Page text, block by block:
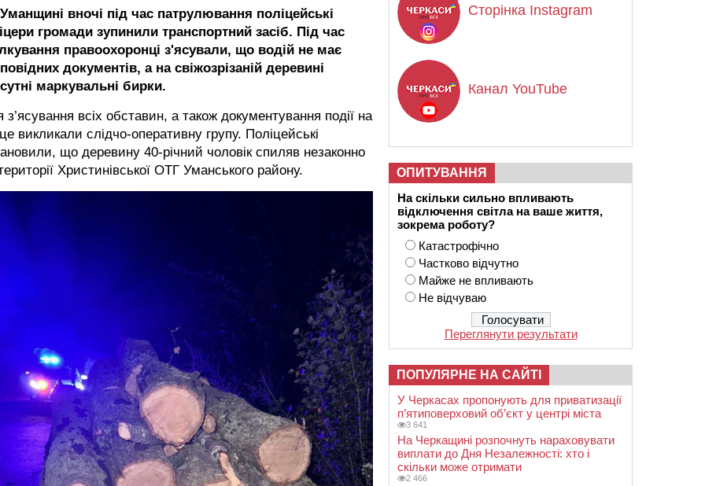
вночі під час патрулювання поліцейські
громади зупинили транспортний засіб. Під час
правоохоронці з'ясували, що водій не має
документів, а на свіжозрізаній деревині
маркувальні бирки.
з’ясування всіх обставин, а також документування події на
викликали слідчо-оперативну групу. Поліцейські
що деревину 40-річний чоловік спиляв незаконно
Христинівської ОТГ Уманського району.
Сторінка Instagram
Канал YouTube
ОПИТУВАННЯ
На скільки сильно впливають
відключення світла на ваше життя,
зокрема роботу?
Катастрофічно
Частково відчутно
Майже не впливають
Не відчуваю
Переглянути результати
ПОПУЛЯРНЕ НА САЙТІ
У Черкасах пропонують для приватизації
п’ятиповерховий об’єкт у центрі міста
3 641
На Черкащині розпочнуть нараховувати
виплати до Дня Незалежності: хто і
скільки може отримати
2 466